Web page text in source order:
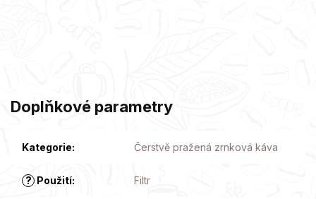
Doplňkové parametry
Kategorie: Čerstvě pražená zrnková káva
? Použití: Filtr